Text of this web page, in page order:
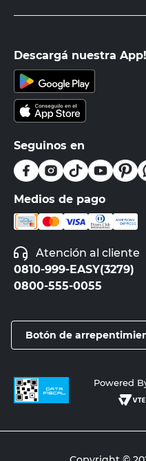
Descargá nuestra App!
Seguinos en
Medios de pago
Atención al cliente
0810-999-EASY(3279)
0800-555-0055
Botón de
Powered